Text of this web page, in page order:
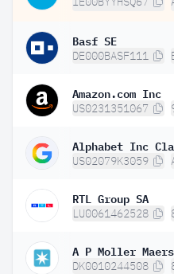
Basf SE
DE000BASF111
Amazon.com Inc
US0231351067
Alphabet Inc
US02079K3059
RTL Group SA
LU0061462528
A P Moller
DK0010244508